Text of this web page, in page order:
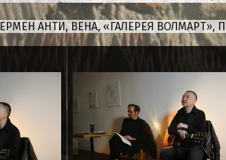
ЕРМЕН АНТИ, ВЕНА, «ГАЛЕРЕЯ ВОЛМАРТ»,